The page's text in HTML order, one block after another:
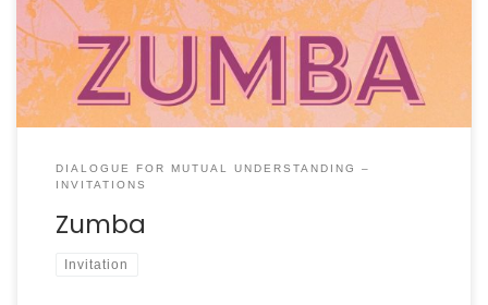
DIALOGUE FOR MUTUAL UNDERSTANDING –
INVITATIONS
Zumba
Invitation